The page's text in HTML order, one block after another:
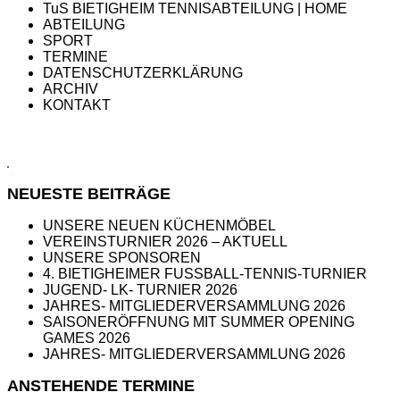
TuS BIETIGHEIM TENNISABTEILUNG | HOME
ABTEILUNG
SPORT
TERMINE
DATENSCHUTZERKLÄRUNG
ARCHIV
KONTAKT
NEUESTE BEITRÄGE
UNSERE NEUEN KÜCHENMÖBEL
VEREINSTURNIER 2026 – AKTUELL
UNSERE SPONSOREN
4. BIETIGHEIMER FUSSBALL-TENNIS-TURNIER
JUGEND- LK- TURNIER 2026
JAHRES- MITGLIEDERVERSAMMLUNG 2026
SAISONERÖFFNUNG MIT SUMMER OPENING
GAMES 2026
JAHRES- MITGLIEDERVERSAMMLUNG 2026
ANSTEHENDE TERMINE